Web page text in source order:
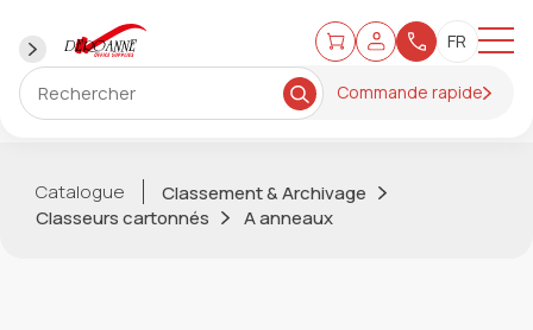
Commande rapide
Catalogue
Classement & Archivage
Classeurs cartonnés
A anneaux